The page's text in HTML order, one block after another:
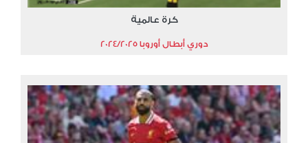
كرة عالمية
دوري أبطال أوروبا 2024/2025